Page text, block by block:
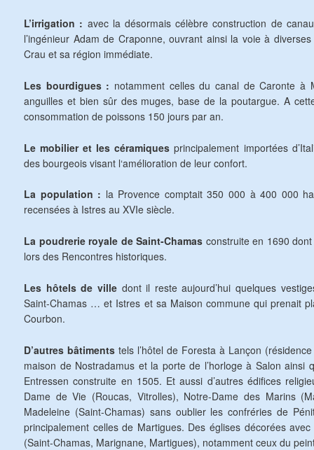
L’irrigation : avec la désormais célèbre construction de
l’ingénieur Adam de Craponne, ouvrant ainsi la voie à
Crau et sa région immédiate.
Les bourdigues : notamment celles du canal de Caronte à
anguilles et bien sûr des muges, base de la poutargue. A
consommation de poissons 150 jours par an.
Le mobilier et les céramiques principalement importées
des bourgeois visant l‘amélioration de leur confort.
La population : la Provence comptait 350 000 à 400 000
recensées à Istres au XVIe siècle.
La poudrerie royale de Saint-Chamas construite en 1690
lors des Rencontres historiques.
Les hôtels de ville dont il reste aujourd’hui quelques
Saint-Chamas … et Istres et sa Maison commune qui prenait
Courbon.
D’autres bâtimentstels l’hôtel de Foresta à Lançon
maison de Nostradamus et la porte de l’horloge à Salon ainsi
Entressen construite en 1505. Et aussi d’autres édifices
Dame de Vie (Roucas, Vitrolles), Notre-Dame des Marins
Madeleine (Saint-Chamas) sans oublier les confréries de
principalement celles de Martigues. Des églises décorées
(Saint-Chamas, Marignane, Martigues), notamment ceux du